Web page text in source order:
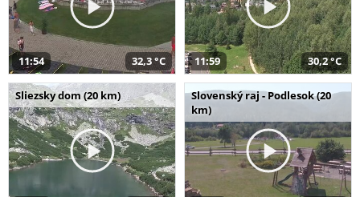
11:54 32,3 °C 11:59 30,2 °C
Sliezsky dom (20 km)
Slovenský raj - Podlesok (20
km)